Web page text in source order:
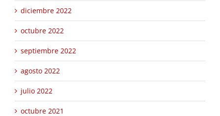
diciembre 2022
octubre 2022
septiembre 2022
agosto 2022
julio 2022
octubre 2021